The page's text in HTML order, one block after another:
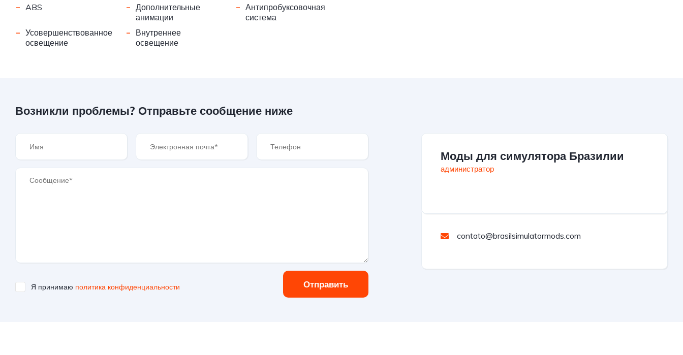
- ABS - Дополнительные
анимации
- Антипробуксовочная
система
- Усовершенствованное
освещение
- Внутреннее
освещение
Возникли проблемы? Отправьте сообщение ниже
Я принимаю политика конфиденциальности Отправить
Моды для симулятора Бразилии
администратор
contato@brasilsimulatormods.com